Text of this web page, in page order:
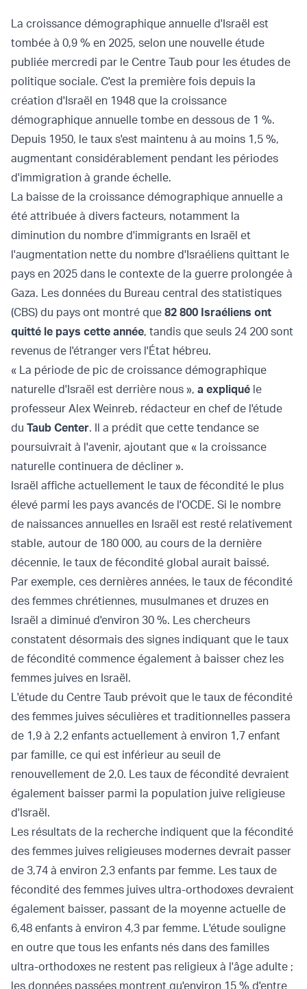
La croissance démographique annuelle d'Israël est
tombée à 0,9 % en 2025, selon une nouvelle étude
publiée mercredi par le Centre Taub pour les études de
politique sociale. C'est la première fois depuis la
création d'Israël en 1948 que la croissance
démographique annuelle tombe en dessous de 1 %.
Depuis 1950, le taux s'est maintenu à au moins 1,5 %,
augmentant considérablement pendant les périodes
d'immigration à grande échelle.
La baisse de la croissance démographique annuelle a
été attribuée à divers facteurs, notamment la
diminution du nombre d'immigrants en Israël et
l'augmentation nette du nombre d'Israéliens quittant le
pays en 2025 dans le contexte de la guerre prolongée à
Gaza. Les données du Bureau central des statistiques
(CBS) du pays ont montré que 82 800 Israéliens ont
quitté le pays cette année, tandis que seuls 24 200 sont
revenus de l'étranger vers l'État hébreu.
« La période de pic de croissance démographique
naturelle d'Israël est derrière nous », a expliqué le
professeur Alex Weinreb, rédacteur en chef de l'étude
du Taub Center. Il a prédit que cette tendance se
poursuivrait à l'avenir, ajoutant que « la croissance
naturelle continuera de décliner ».
Israël affiche actuellement le taux de fécondité le plus
élevé parmi les pays avancés de l'OCDE. Si le nombre
de naissances annuelles en Israël est resté relativement
stable, autour de 180 000, au cours de la dernière
décennie, le taux de fécondité global aurait baissé.
Par exemple, ces dernières années, le taux de fécondité
des femmes chrétiennes, musulmanes et druzes en
Israël a diminué d'environ 30 %. Les chercheurs
constatent désormais des signes indiquant que le taux
de fécondité commence également à baisser chez les
femmes juives en Israël.
L'étude du Centre Taub prévoit que le taux de fécondité
des femmes juives séculières et traditionnelles passera
de 1,9 à 2,2 enfants actuellement à environ 1,7 enfant
par famille, ce qui est inférieur au seuil de
renouvellement de 2,0. Les taux de fécondité devraient
également baisser parmi la population juive religieuse
d'Israël.
Les résultats de la recherche indiquent que la fécondité
des femmes juives religieuses modernes devrait passer
de 3,74 à environ 2,3 enfants par femme. Les taux de
fécondité des femmes juives ultra-orthodoxes devraient
également baisser, passant de la moyenne actuelle de
6,48 enfants à environ 4,3 par femme. L'étude souligne
en outre que tous les enfants nés dans des familles
ultra-orthodoxes ne restent pas religieux à l'âge adulte ;
les données passées montrent qu'environ 15 % d'entre